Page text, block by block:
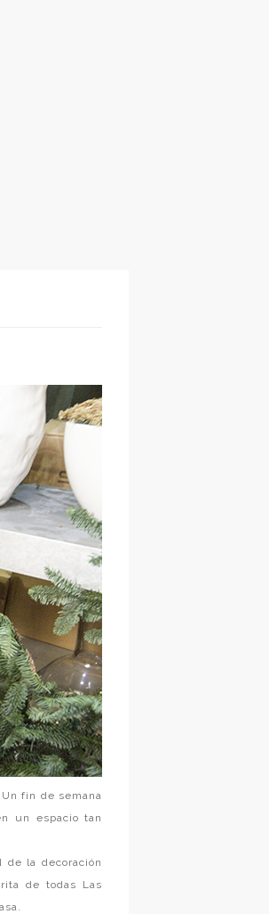
fin de semana
un espacio tan
la decoración
de todas Las